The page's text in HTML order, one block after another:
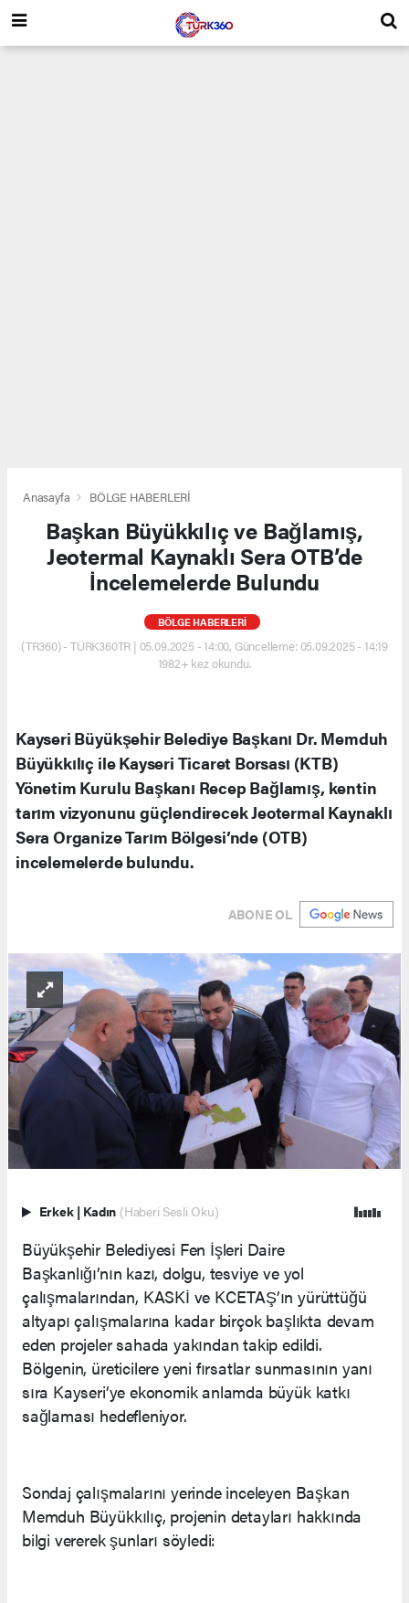
Anasayfa BÖLGE HABERLERİ
Başkan Büyükkılıç ve Bağlamış,
Jeotermal Kaynaklı Sera OTB’de
İncelemelerde Bulundu
BÖLGE HABERLERİ
(TR360) - TÜRK360TR | 05.09.2025 - 14:00, Güncelleme: 05.09.2025 - 14:19
1982+ kez okundu.
Kayseri Büyükşehir Belediye Başkanı Dr. Memduh
Büyükkılıç ile Kayseri Ticaret Borsası (KTB)
Yönetim Kurulu Başkanı Recep Bağlamış, kentin
tarım vizyonunu güçlendirecek Jeotermal Kaynaklı
Sera Organize Tarım Bölgesi’nde (OTB)
incelemelerde bulundu.
ABONE OL
Erkek | Kadın (Haberi Sesli Oku)
Büyükşehir Belediyesi Fen İşleri Daire
Başkanlığı’nın kazı, dolgu, tesviye ve yol
çalışmalarından, KASKİ ve KCETAŞ’ın yürüttüğü
altyapı çalışmalarına kadar birçok başlıkta devam
eden projeler sahada yakından takip edildi.
Bölgenin, üreticilere yeni fırsatlar sunmasının yanı
sıra Kayseri’ye ekonomik anlamda büyük katkı
sağlaması hedefleniyor.
Sondaj çalışmalarını yerinde inceleyen Başkan
Memduh Büyükkılıç, projenin detayları hakkında
bilgi vererek şunları söyledi: